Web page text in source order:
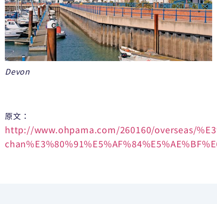
Devon
原文：
http://www.ohpama.com/260160/overseas/